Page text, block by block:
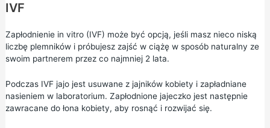
IVF
Zapłodnienie in vitro (IVF) może być opcją, jeśli masz nieco niską
liczbę plemników i próbujesz zajść w ciążę w sposób naturalny ze
swoim partnerem przez co najmniej 2 lata.
Podczas IVF jajo jest usuwane z jajników kobiety i zapładniane
nasieniem w laboratorium. Zapłodnione jajeczko jest następnie
zawracane do łona kobiety, aby rosnąć i rozwijać się.